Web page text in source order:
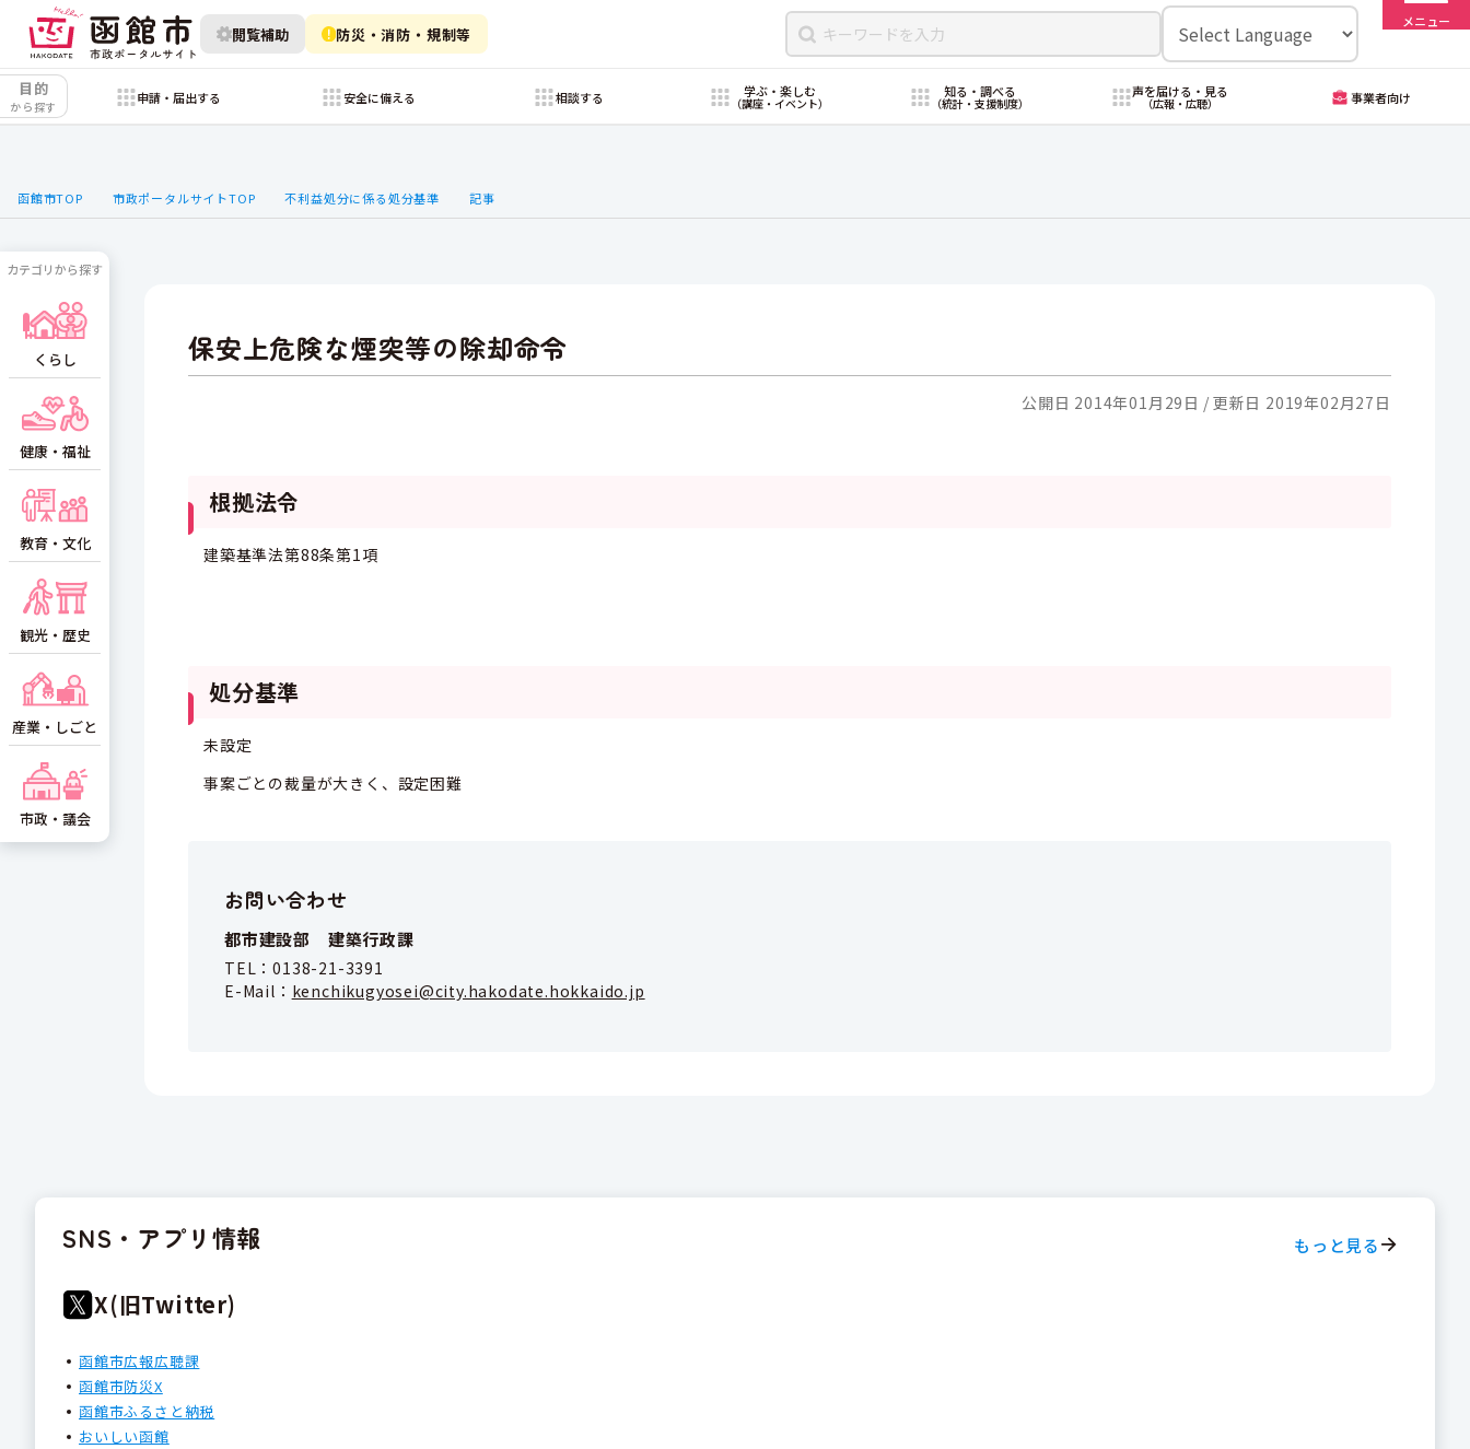
閲覧補助 防災・消防・規制等
メニュー
目的
から探す
申請・届出する 安全に備える 相談する 学ぶ・楽しむ
（講座・イベント）
知る・調べる
（統計・支援制度）
声を届ける・見る
（広報・広聴） 事業者向け
函館市TOP 市政ポータルサイトTOP 不利益処分に係る処分基準 記事
保安上危険な煙突等の除却命令
公開日 2014年01月29日 更新日 2019年02月27日
根拠法令
建築基準法第88条第1項
処分基準
未設定
事案ごとの裁量が大きく、設定困難
お問い合わせ
都市建設部 建築行政課
TEL：0138-21-3391
E-Mail： kenchikugyosei@city.hakodate.hokkaido.jp
カテゴリから探す
くらし
健康・福祉
教育・文化
観光・歴史
産業・しごと
市政・議会
SNS・アプリ情報 もっと見る
X(旧Twitter)
函館市広報広聴課
函館市防災X
函館市ふるさと納税
おいしい函館